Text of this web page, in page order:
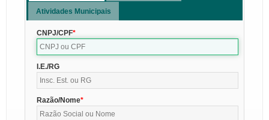
Atividades Municipais
CNPJ/CPF
I.E./RG
Razão/Nome